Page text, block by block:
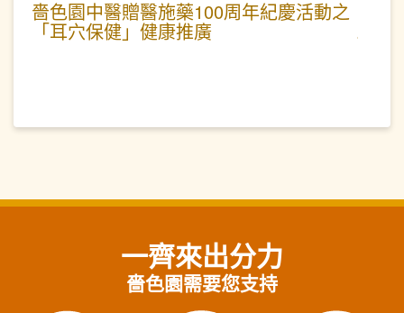
嗇色園中醫贈醫施藥100周年紀慶活動之
「耳穴保健」健康推廣
一齊來出分力
嗇色園需要您支持